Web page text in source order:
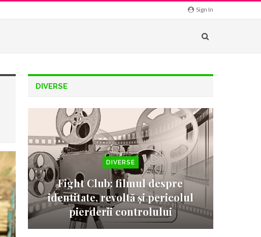
Sign In
DIVERSE
DIVERSE
Fight Club: filmul despre
identitate, revoltă și pericolul
pierderii controlului